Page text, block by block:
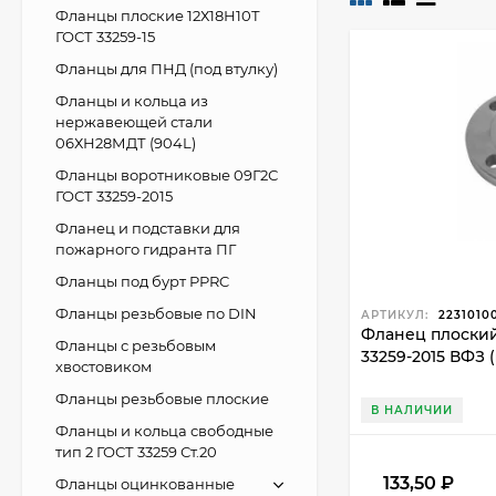
Этот стандарт
Варианты
Благодаря
АРТИКУЛ:
Фланец плоский
33259-2015 ВФЗ
В НАЛИЧИИ
133,50 ₽
Фланцы плоские 12Х18Н10Т
ГОСТ 33259-15
Фланцы для ПНД (под втулку)
Фланцы и кольца из
нержавеющей стали
06ХН28МДТ (904L)
Фланцы воротниковые 09Г2С
ГОСТ 33259-2015
Фланец и подставки для
пожарного гидранта ПГ
Фланцы под бурт PPRC
Фланцы резьбовые по DIN
Фланцы с резьбовым
хвостовиком
Фланцы резьбовые плоские
Фланцы и кольца свободные
тип 2 ГОСТ 33259 Ст.20
Фланцы оцинкованные